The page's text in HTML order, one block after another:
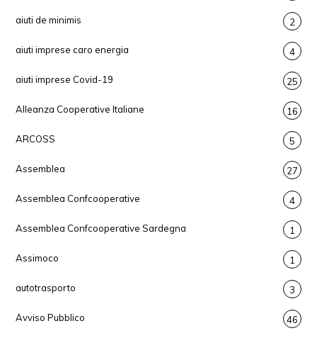
aiuti de minimis 2
aiuti imprese caro energia 4
aiuti imprese Covid-19 25
Alleanza Cooperative Italiane 16
ARCOSS 5
Assemblea 27
Assemblea Confcooperative 4
Assemblea Confcooperative Sardegna 1
Assimoco 1
autotrasporto 3
Avviso Pubblico 46